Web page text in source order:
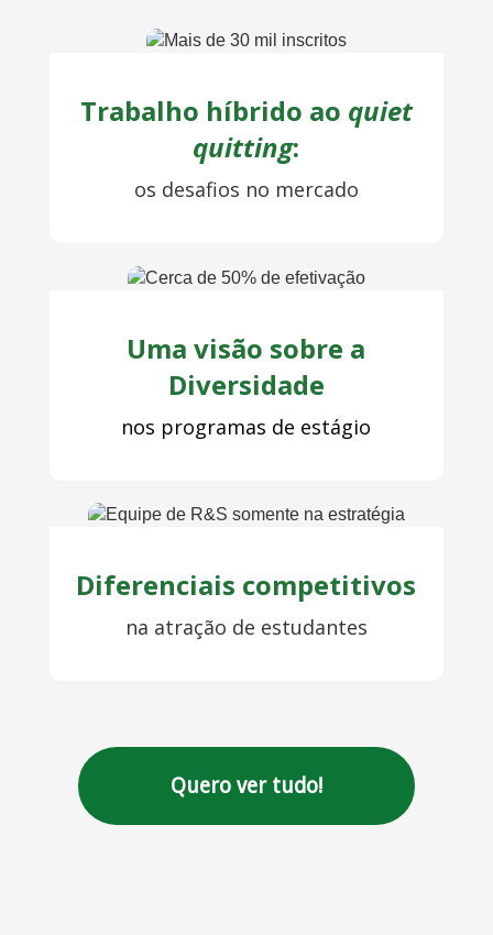
Trabalho híbrido ao quiet
quitting:
os desafios no mercado
Uma visão sobre a
Diversidade
nos programas de estágio
Diferenciais competitivos
na atração de estudantes
Quero ver tudo!